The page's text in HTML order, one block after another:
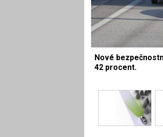
Nové
42 procent.